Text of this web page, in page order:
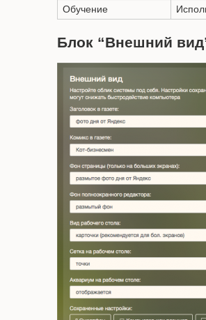
Обучение
Блок “Внешний